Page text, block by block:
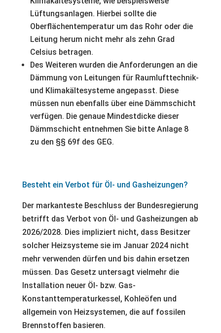
Lüftungsanlagen. Hierbei sollte die
Oberflächentemperatur um das Rohr oder die
Leitung herum nicht mehr als zehn Grad
Celsius betragen.
Des Weiteren wurden die Anforderungen an die
Dämmung von Leitungen für Raumlufttechnik-
und Klimakältesysteme angepasst. Diese
müssen nun ebenfalls über eine Dämmschicht
verfügen. Die genaue Mindestdicke dieser
Dämmschicht entnehmen Sie bitte Anlage 8
zu den §§ 69f des GEG.
Besteht ein Verbot für Öl- und Gasheizungen?
Der markanteste Beschluss der Bundesregierung
betrifft das Verbot von Öl- und Gasheizungen ab
2026/2028. Dies impliziert nicht, dass Besitzer
solcher Heizsysteme sie im Januar 2024 nicht
mehr verwenden dürfen und bis dahin ersetzen
müssen. Das Gesetz untersagt vielmehr die
Installation neuer Öl- bzw. Gas-
Konstanttemperaturkessel, Kohleöfen und
allgemein von Heizsystemen, die auf fossilen
Brennstoffen basieren.